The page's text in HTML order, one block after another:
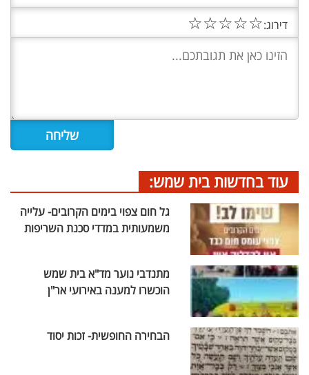
דירוג:☆
☆
☆
☆
☆
עוד בחדשות בית שמש:
גל חום צפוי בימים הקרובים- עלייה
משמעותית במדדי סכנת השריפות
מתנדבי נוער מד"א בית שמש
הוכשרו למענה באירועי אר"ן
הבחירה החופשית- זכות יסוד